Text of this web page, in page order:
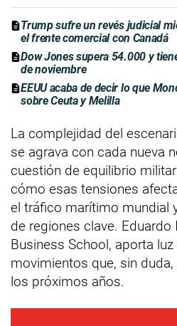
Trump sufre un revés judicial
el frente comercial con Canadá
Dow Jones supera 54.000 y
de noviembre
EEUU acaba de decir lo que
sobre Ceuta y Melilla
La complejidad del
se agrava con cada nueva
cuestión de equilibrio
cómo esas tensiones
el tráfico marítimo mundial
de regiones clave. Eduardo
Business School, aporta
movimientos que, sin
los próximos años.